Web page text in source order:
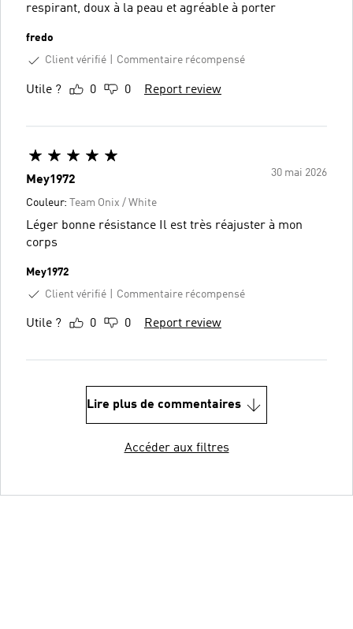
respirant, doux à la peau et agréable à porter
fredo
Client vérifié
Commentaire récompensé
Utile ? 0 0 Report review
30 mai 2026
Mey1972
Couleur: Team Onix / White
Léger bonne résistance Il est très réajuster à mon
corps
Mey1972
Client vérifié
Commentaire récompensé
Utile ? 0 0 Report review
Lire plus de commentaires
Accéder aux filtres